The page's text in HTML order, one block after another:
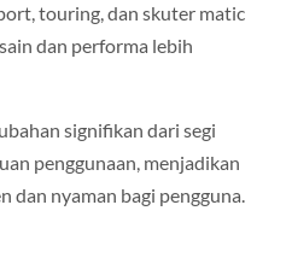
touring, dan skuter matic
dan performa lebih
signifikan dari segi
penggunaan, menjadikan
dan nyaman bagi pengguna.